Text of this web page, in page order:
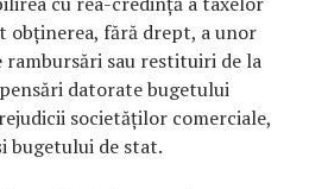
obținerea, fără drept, a unor
rambursări sau restituiri de la
datorate bugetului
societăților comerciale,
bugetului de stat.